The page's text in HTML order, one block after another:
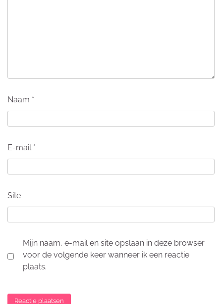
Naam *
E-mail *
Site
Mijn naam, e-mail en site opslaan in deze browser
voor de volgende keer wanneer ik een reactie
plaats.